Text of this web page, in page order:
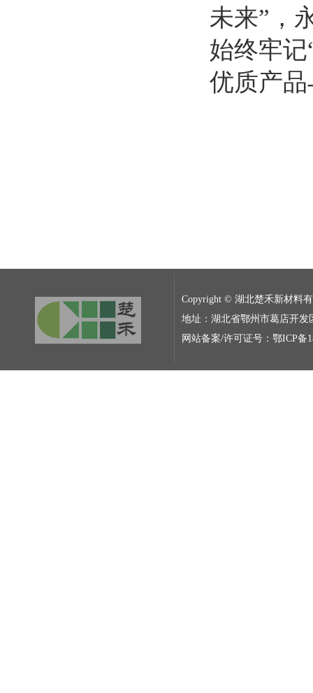
未来”，
始终牢
优质产
Copyright © 湖北楚禾新材料
地址：湖北省鄂州市葛店开发
网站备案/许可证号：鄂ICP备